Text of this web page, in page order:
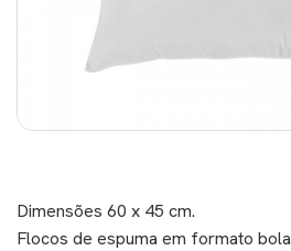
Dimensões 60 x 45 cm.
Flocos de espuma em formato